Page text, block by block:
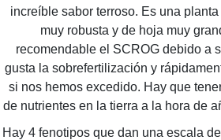
increíble sabor terroso. Es una
muy robusta y de hoja muy
recomendable el SCROG debido a
gusta la sobrefertilización y
si nos hemos excedido. Hay que
de nutrientes en la tierra a la hora de
Hay 4 fenotipos que dan una escala